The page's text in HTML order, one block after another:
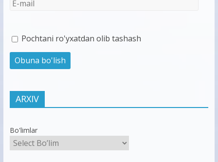
Pochtani ro'yxatdan olib tashash
ARXIV
Bo'limlar